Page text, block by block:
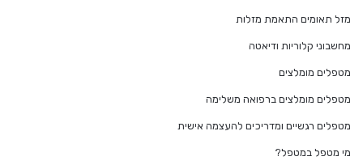
מזל תאומים התאמת מזלות
מחשבוני קלוריות ודיאטה
מטפלים מומלצים
מטפלים מומלצים ברפואה משלימה
מטפלים רגשיים ומדריכים להעצמה אישית
מי מטפל במטפל?